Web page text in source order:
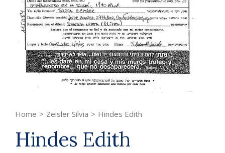
Home > Zeisler Silvia > Hindes Edith
Hindes Edith